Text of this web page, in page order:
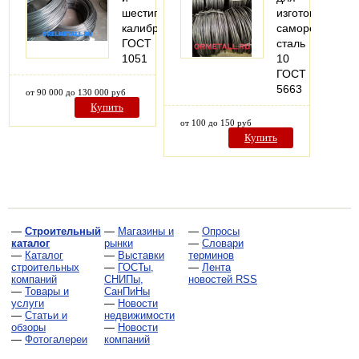
шестигранник
калиброванный
ГОСТ
1051
от 90 000 до 130 000 руб
Купить
изготовления
саморезов
сталь
10
ГОСТ
5663
от 100 до 150 руб
Купить
— Строительный
каталог
— Каталог
строительных
компаний
— Товары и
услуги
— Статьи и
обзоры
— Фотогалереи
— Магазины и
рынки
— Выставки
— ГОСТы,
СНИПы,
СанПиНы
— Новости
недвижимости
— Новости
компаний
— Опросы
— Словари
терминов
— Лента
новостей RSS